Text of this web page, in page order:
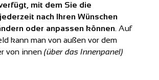
mit dem Sie die
nach Ihren Wünschen
oder anpassen können. Auf
kann man von außen vor dem
von innen(über das Innenpanel)